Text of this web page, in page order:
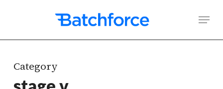
main
content
Menu
Category